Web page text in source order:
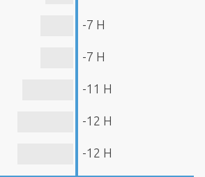
-7 H
-7 H
-11 H
-12 H
-12 H